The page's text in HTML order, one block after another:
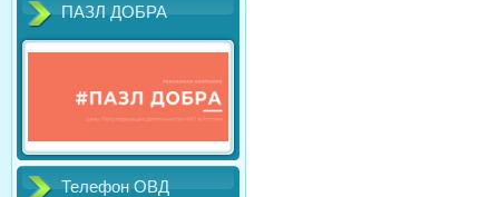
ПАЗЛ ДОБРА
Телефон ОВД